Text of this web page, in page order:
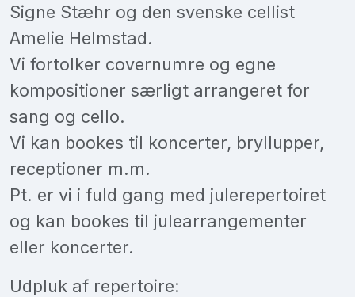
Signe Stæhr og den svenske cellist
Amelie Helmstad.
Vi fortolker covernumre og egne
kompositioner særligt arrangeret for
sang og cello.
Vi kan bookes til koncerter, bryllupper,
receptioner m.m.
Pt. er vi i fuld gang med julerepertoiret
og kan bookes til julearrangementer
eller koncerter.
Udpluk af repertoire: